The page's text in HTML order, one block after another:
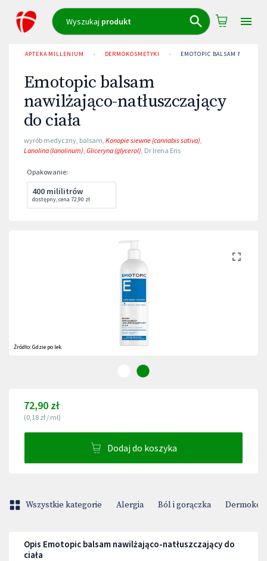
Wyszukaj produkt
APTEKA MILLENIUM › DERMOKOSMETYKI › EMOTOPIC BALSAM
Emotopic balsam
nawilżająco-natłuszczający
do ciała
wyrób medyczny, balsam, Konopie siewne (cannabis sativa),
Lanolina (lanolinum), Gliceryna (glycerol), Dr Irena Eris
Opakowanie:
400 mililitrów
dostępny,cena 72,90 zł
Źródło:Gdzie po lek
72,90 zł
(0,18 zł / ml)
Dodaj do koszyka
Wszystkie kategorie Alergia Ból i gorączka
Opis Emotopic balsam nawilżająco-natłuszczający do
ciała